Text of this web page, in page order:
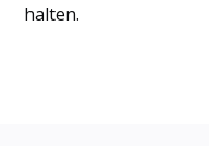
halten.